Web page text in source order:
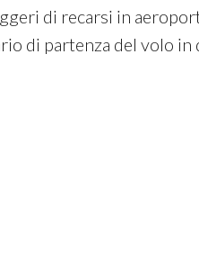
di recarsi in
di partenza del volo in